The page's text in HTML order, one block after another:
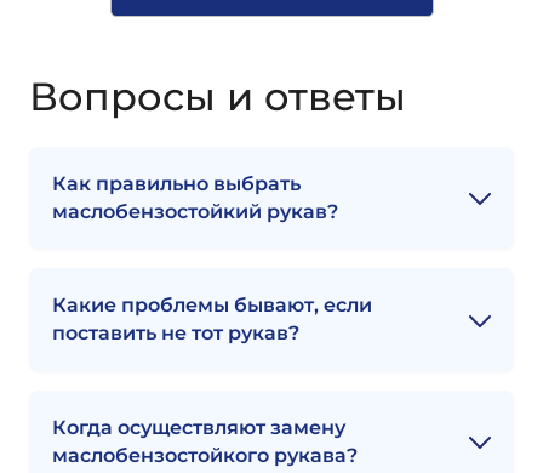
Вопросы и ответы
Как правильно выбрать
маслобензостойкий рукав?
Какие проблемы бывают, если
поставить не тот рукав?
Когда осуществляют замену
маслобензостойкого рукава?